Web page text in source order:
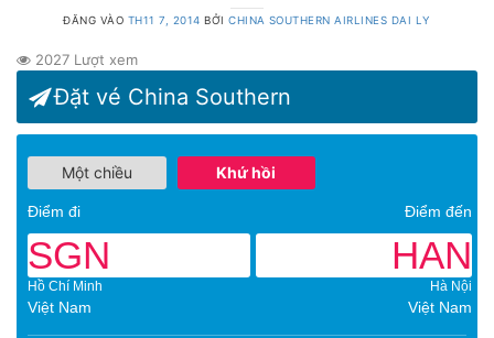
ĐĂNG VÀO TH11 7, 2014 BỞICHINA SOUTHERN AIRLINES DAI LY
2027 Lượt xem
Đặt vé China Southern
Một chiều Khứ hồi
Điểm đi Điểm đến
SGN
Hồ Chí Minh
Việt Nam
HAN
Hà Nội
Việt Nam